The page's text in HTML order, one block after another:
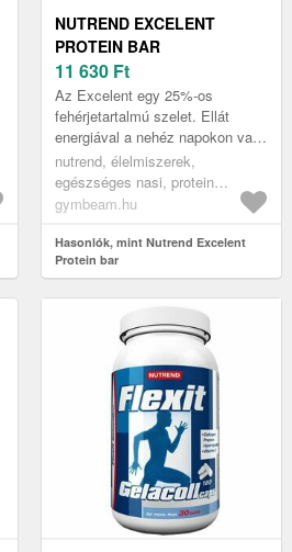
NUTREND EXCELENT
PROTEIN BAR
11 630 Ft
Az Excelent egy 25%-os
fehérjetartalmú szelet. Ellát
energiával a nehéz napokon vagy
eltelít, ha nincs idő enni.
Célszerű edzés után is
fogyasztani...
nutrend, élelmiszerek,
egészséges nasi, protein
szeletek
gymbeam.hu
Hasonlók, mint Nutrend Excelent
Protein bar